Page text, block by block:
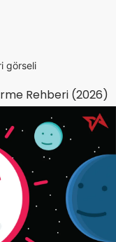
Rehberi (2026)